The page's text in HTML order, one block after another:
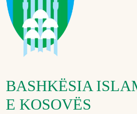
BASHKËSIA
E KOSOVËS